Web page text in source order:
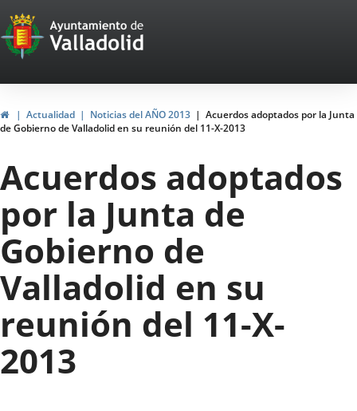
Portal
Web
del
Ayuntamiento
de
Valladolid
InicioActualidad Noticias del AÑO 2013
Acuerdos adoptados por la Junta
de Gobierno de Valladolid en su reunión del 11-X-2013
Acuerdos adoptados
por la Junta de
Gobierno de
Valladolid en su
reunión del 11-X-
2013